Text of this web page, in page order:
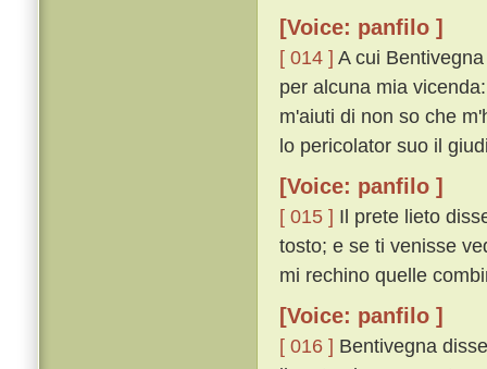
[Voice: panfilo ]
[ 014 ] A cui
per alcuna mia
m'aiuti di non so che
lo pericolator suo il
[Voice: panfilo ]
[ 015 ] Il prete lieto
tosto; e se ti venisse
mi rechino quelle
[Voice: panfilo ]
[ 016 ] Bentivegna